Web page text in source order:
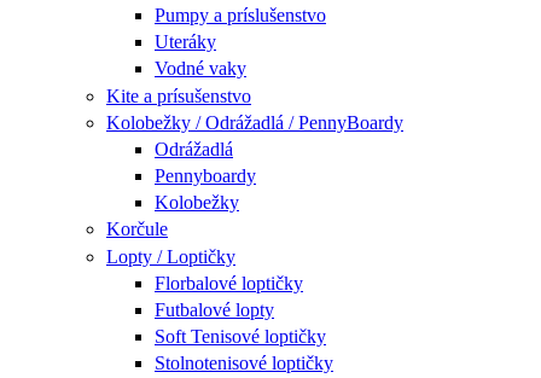
Pumpy a príslušenstvo
Uteráky
Vodné vaky
Kite a prísušenstvo
Kolobežky / Odrážadlá / PennyBoardy
Odrážadlá
Pennyboardy
Kolobežky
Korčule
Lopty / Loptičky
Florbalové loptičky
Futbalové lopty
Soft Tenisové loptičky
Stolnotenisové loptičky